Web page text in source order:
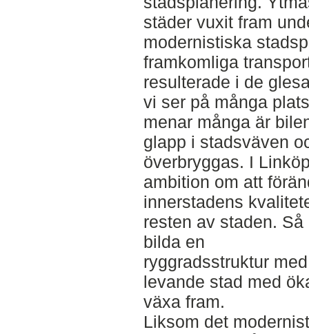
städer vuxit fram
modernistiska
framkomliga
resulterade i de
vi ser på många
menar många är
glapp i stadsväven
överbryggas. I
ambition om att
innerstadens
resten av staden.
bilda en
ryggradsstruktur
levande stad med
växa fram.
Liksom det